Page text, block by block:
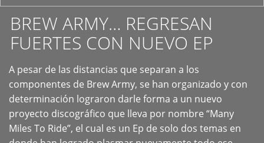
BREW ARMY… REGRESAN
FUERTES CON NUEVO EP
A pesar de las distancias que separan a los
componentes de Brew Army, se han organizado y con
determinación lograron darle forma a un nuevo
proyecto discográfico que lleva por nombre “Many
Miles To Ride”, el cual es un Ep de solo dos temas en
+